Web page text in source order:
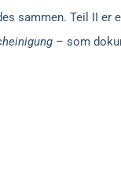
sammen. Teil II er
– som